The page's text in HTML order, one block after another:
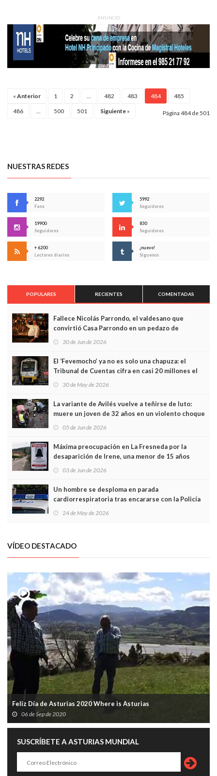
ANUNCIO
« Anterior 1 2 482 483 484 485
486 500 501 Siguiente » Página 484 de 501
NUESTRAS REDES
2292
Fans
5992
Seguidores
19900
Seguidores
830
Seguidores
+ 6200
Lectores diarios
¡nuevo!
Síguenos
POPULARES RECIENTES COMENTADAS
Fallece Nicolás Parrondo, el valdesano que
convirtió Casa Parrondo en un pedazo de
30 de Jun de 2026
El ‘Fevemocho’ ya no es solo una chapuza: el
Tribunal de Cuentas cifra en casi 20 millones el
30 de May de 2026
La variante de Avilés vuelve a teñirse de luto:
muere un joven de 32 años en un violento choque
05 de Jun de 2026
Máxima preocupación en La Fresneda por la
desaparición de Irene, una menor de 15 años
03 de Jun de 2026
Un hombre se desploma en parada
cardiorrespiratoria tras encararse con la Policía
24 de May de 2026
VÍDEO DESTACADO
Feliz Día de Asturias 2020 Where is Asturias
06 de Sep de 2020
SUSCRÍBETE A ASTURIAS MUNDIAL